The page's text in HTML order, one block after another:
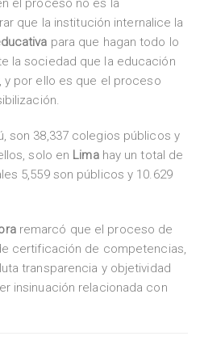
el proceso no es la
que la institución internalice la
para que hagan todo lo
la sociedad que la educación
y por ello es que el proceso
son 38,337 colegios públicos y
solo en Limahay un total de
5,559 son públicos y 10.629
remarcó que el proceso de
certificación de competencias,
transparencia y objetividad
insinuación relacionada con